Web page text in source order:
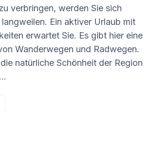
verbringen, werden Sie sich
Ein aktiver Urlaub mit
erwartet Sie. Es gibt hier eine
Wanderwegen und Radwegen.
natürliche Schönheit der Region